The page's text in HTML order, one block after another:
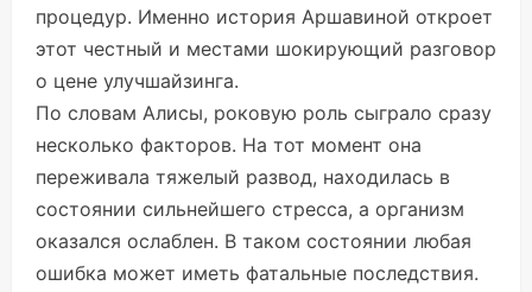
процедур. Именно история Аршавиной откроет
этот честный и местами шокирующий разговор
о цене улучшайзинга.
По словам Алисы, роковую роль сыграло сразу
несколько факторов. На тот момент она
переживала тяжелый развод, находилась в
состоянии сильнейшего стресса, а организм
оказался ослаблен. В таком состоянии любая
ошибка может иметь фатальные последствия.